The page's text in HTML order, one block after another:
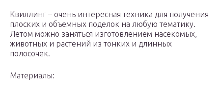
Квиллинг – очень интересная техника для получения
плоских и объемных поделок на любую тематику.
Летом можно заняться изготовлением насекомых,
животных и растений из тонких и длинных
полосочек.
Материалы: